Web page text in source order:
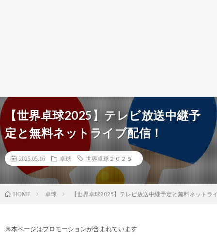
【世界卓球2025】テレビ放送中継予
定と無料ネットライブ配信！
2025.05.16 卓球 世界卓球２０２５
HOME 卓球 【世界卓球2025】テレビ放送中継予定と無料ネットラ
※本ページはプロモーションが含まれています